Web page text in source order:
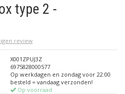
type 2 -
review
X001ZPUJ3Z
6975828000577
Op werkdagen en zondag voor 22:00
besteld = vandaag verzonden!
Op voorraad